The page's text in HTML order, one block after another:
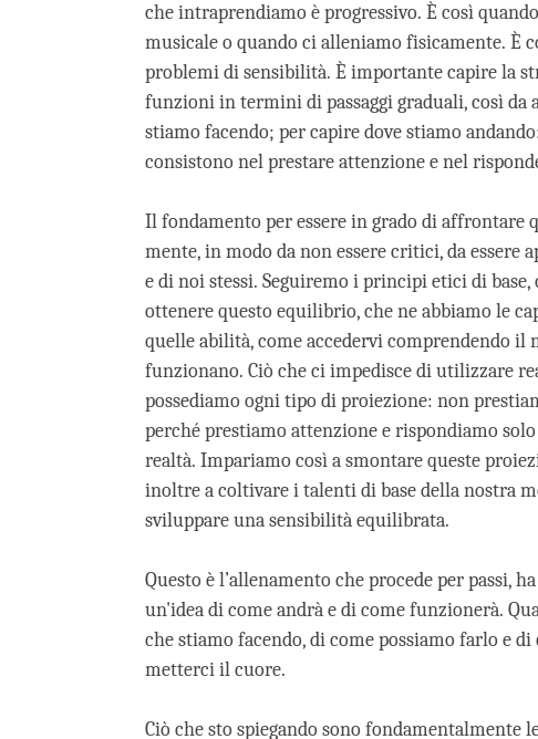
che intraprendiamo è progressivo. È così
musicale o quando ci alleniamo fisicamente. È
problemi di sensibilità. È importante capire la
funzioni in termini di passaggi graduali, così da
stiamo facendo; per capire dove stiamo
consistono nel prestare attenzione e nel
Il fondamento per essere in grado di affrontare
mente, in modo da non essere critici, da
e di noi stessi. Seguiremo i principi etici di
ottenere questo equilibrio, che ne abbiamo le
quelle abilità, come accedervi comprendendo
funzionano. Ciò che ci impedisce di utilizzare
possediamo ogni tipo di proiezione: non
perché prestiamo attenzione e rispondiamo
realtà. Impariamo così a smontare queste
inoltre a coltivare i talenti di base della nostra
sviluppare una sensibilità equilibrata.
Questo è l’allenamento che procede per passi,
un'idea di come andrà e di come funzionerà.
che stiamo facendo, di come possiamo farlo e
metterci il cuore.
Ciò che sto spiegando sono fondamentalmente